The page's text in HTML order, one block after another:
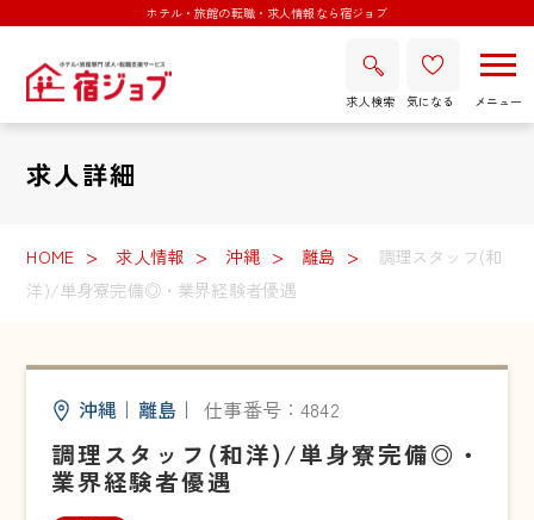
ホテル・旅館の転職・求人情報なら宿ジョブ
求人検索 気になる
求人詳細
HOME 求人情報 沖縄 離島
調理スタッフ(和
洋)/単身寮完備◎・業界経験者優遇
沖縄 ｜ 離島 ｜ 仕事番号：4842
調理スタッフ(和洋)/単身寮完備◎・
業界経験者優遇